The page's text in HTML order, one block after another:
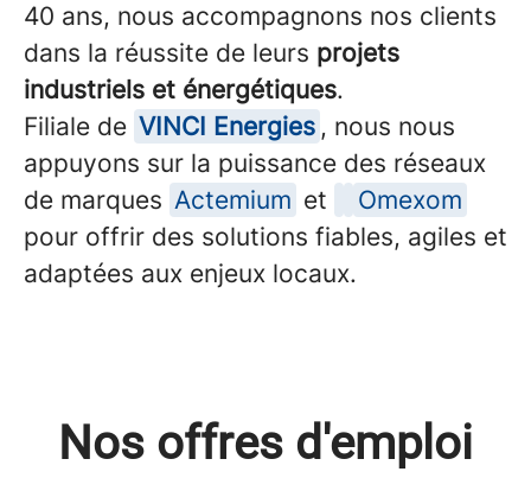
40 ans, nous accompagnons nos clients
dans la réussite de leurs projets
industriels et énergétiques.
Filiale de VINCI Energies , nous nous
appuyons sur la puissance des réseaux
de marques Actemium et
Omexom
pour offrir des solutions fiables, agiles et
adaptées aux enjeux locaux.
Nos offres d'emploi